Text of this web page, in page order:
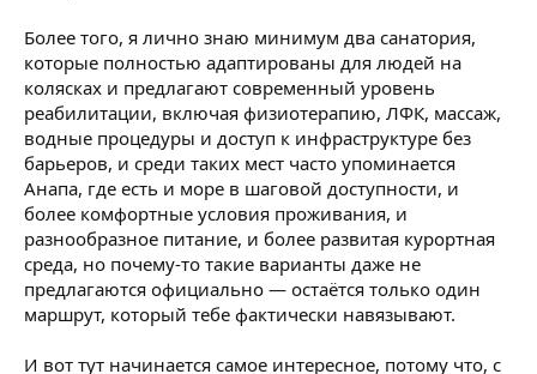
Более того, я лично знаю минимум два санатория,
которые полностью адаптированы для людей на
колясках и предлагают современный уровень
реабилитации, включая физиотерапию, ЛФК, массаж,
водные процедуры и доступ к инфраструктуре без
барьеров, и среди таких мест часто упоминается
Анапа, где есть и море в шаговой доступности, и
более комфортные условия проживания, и
разнообразное питание, и более развитая курортная
среда, но почему-то такие варианты даже не
предлагаются официально — остаётся только один
маршрут, который тебе фактически навязывают.
И вот тут начинается самое интересное, потому что, с